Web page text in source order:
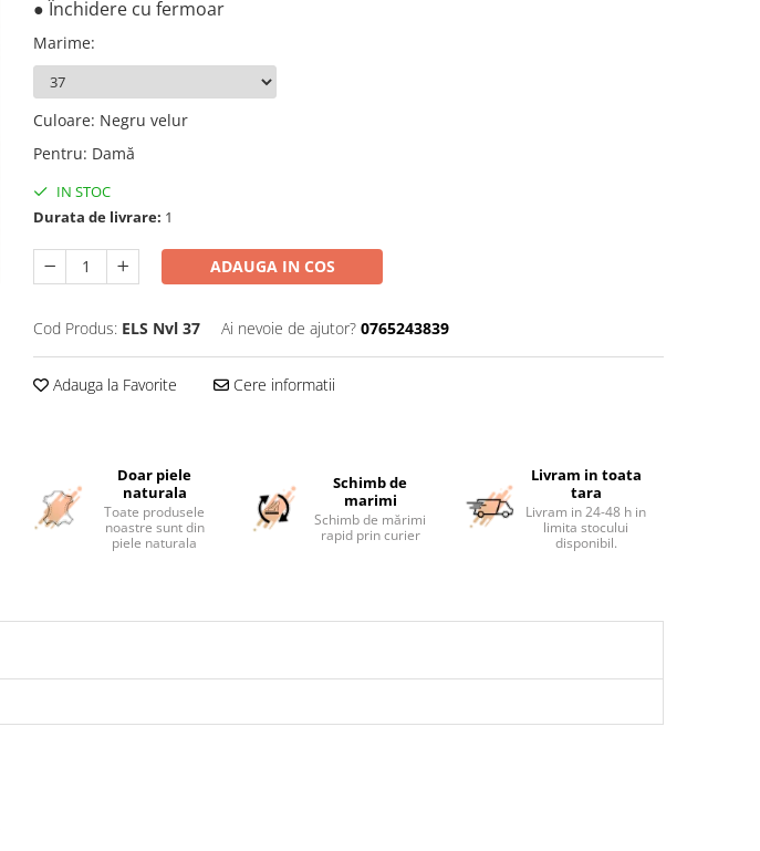
● Închidere cu fermoar
Marime:
Culoare: Negru velur
Pentru: Damă
IN STOC
Durata de livrare: 1
ADAUGA IN COS
Cod Produs: ELS Nvl 37 Ai nevoie de ajutor? 0765243839
Adauga la Favorite Cere informatii
Doar piele
naturala
Toate produsele
noastre sunt din
piele naturala
Schimb de
marimi
Schimb de mărimi
rapid prin curier
Livram in toata
tara
Livram in 24-48 h in
limita stocului
disponibil.